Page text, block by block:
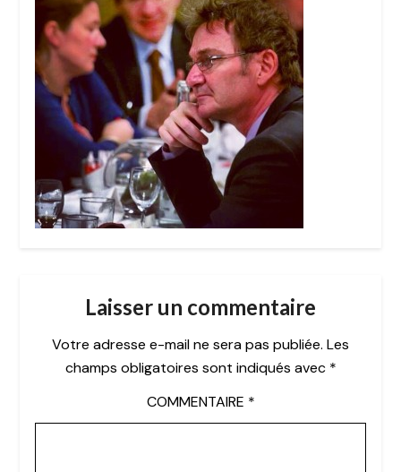
Laisser un commentaire
Votre adresse e-mail ne sera pas publiée. Les
champs obligatoires sont indiqués avec *
COMMENTAIRE *